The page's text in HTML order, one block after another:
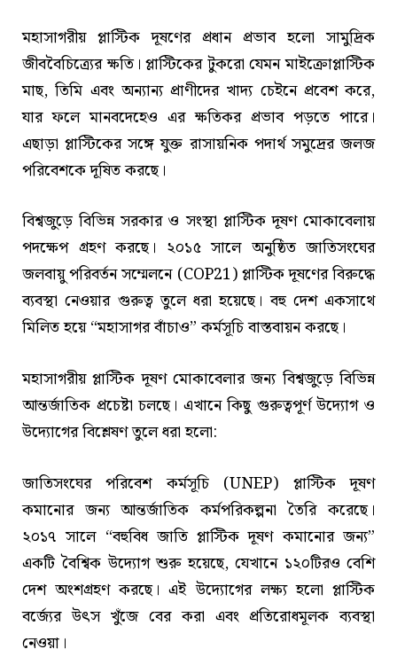
মহাসাগরীয় প্লাস্টিক দূষণের প্রধান প্রভাব হলো সামুদ্রিক
জীববৈচিত্র্যের ক্ষতি। প্লাস্টিকের টুকরো যেমন মাইক্রোপ্লাস্টিক
মাছ, তিমি এবং অন্যান্য প্রাণীদের খাদ্য চেইনে প্রবেশ করে,
যার ফলে মানবদেহেও এর ক্ষতিকর প্রভাব পড়তে পারে।
এছাড়া প্লাস্টিকের সঙ্গে যুক্ত রাসায়নিক পদার্থ সমুদ্রের জলজ
পরিবেশকে দূষিত করছে।
বিশ্বজুড়ে বিভিন্ন সরকার ও সংস্থা প্লাস্টিক দূষণ মোকাবেলায়
পদক্ষেপ গ্রহণ করছে। ২০১৫ সালে অনুষ্ঠিত জাতিসংঘের
জলবায়ু পরিবর্তন সম্মেলনে (COP21) প্লাস্টিক দূষণের বিরুদ্ধে
ব্যবস্থা নেওয়ার গুরুত্ব তুলে ধরা হয়েছে। বহু দেশ একসাথে
মিলিত হয়ে “মহাসাগর বাঁচাও” কর্মসূচি বাস্তবায়ন করছে।
মহাসাগরীয় প্লাস্টিক দূষণ মোকাবেলার জন্য বিশ্বজুড়ে বিভিন্ন
আন্তর্জাতিক প্রচেষ্টা চলছে। এখানে কিছু গুরুত্বপূর্ণ উদ্যোগ ও
উদ্যোগের বিশ্লেষণ তুলে ধরা হলো:
জাতিসংঘের পরিবেশ কর্মসূচি (UNEP) প্লাস্টিক দূষণ
কমানোর জন্য আন্তর্জাতিক কর্মপরিকল্পনা তৈরি করেছে।
২০১৭ সালে “বহুবিধ জাতি প্লাস্টিক দূষণ কমানোর জন্য”
একটি বৈশ্বিক উদ্যোগ শুরু হয়েছে, যেখানে ১২০টিরও বেশি
দেশ অংশগ্রহণ করছে। এই উদ্যোগের লক্ষ্য হলো প্লাস্টিক
বর্জ্যের উৎস খুঁজে বের করা এবং প্রতিরোধমূলক ব্যবস্থা
নেওয়া।